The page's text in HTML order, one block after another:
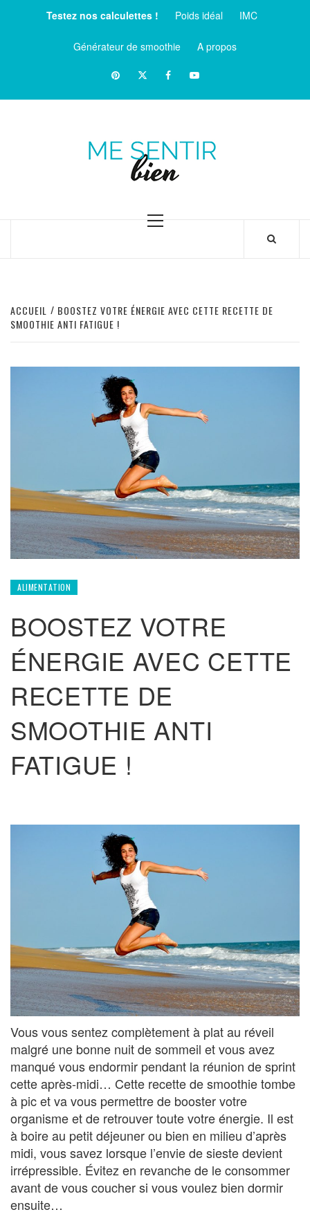
Testez nos calculettes ! Poids idéal IMC
Générateur de smoothie
A propos
PinterestTwitterfacebookYoutube
Menu
ACCUEIL
BOOSTEZ VOTRE ÉNERGIE AVEC CETTE RECETTE DE
SMOOTHIE ANTI FATIGUE !
ALIMENTATION
BOOSTEZ VOTRE
ÉNERGIE AVEC CETTE
RECETTE DE
SMOOTHIE ANTI
FATIGUE !
Vous vous sentez complètement à plat au réveil
malgré une bonne nuit de sommeil et vous avez
manqué vous endormir pendant la réunion de sprint
cette après-midi… Cette recette de smoothie tombe
à pic et va vous permettre de booster votre
organisme et de retrouver toute votre énergie. Il est
à boire au petit déjeuner ou bien en milieu d’après
midi, vous savez lorsque l’envie de sieste devient
irrépressible. Évitez en revanche de le consommer
avant de vous coucher si vous voulez bien dormir
ensuite…